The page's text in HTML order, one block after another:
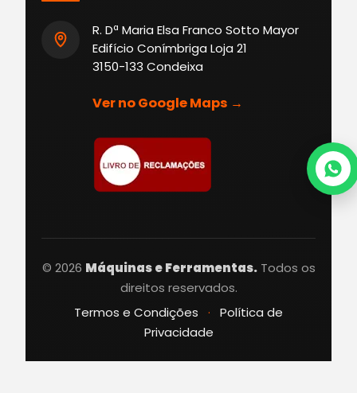
R. Dª Maria Elsa Franco Sotto Mayor
Edifício Conímbriga Loja 21
3150-133 Condeixa
Ver no Google Maps →
© 2026 Máquinas e Ferramentas.Todos os
direitos reservados.
Termos e Condições
·
Política de
Privacidade